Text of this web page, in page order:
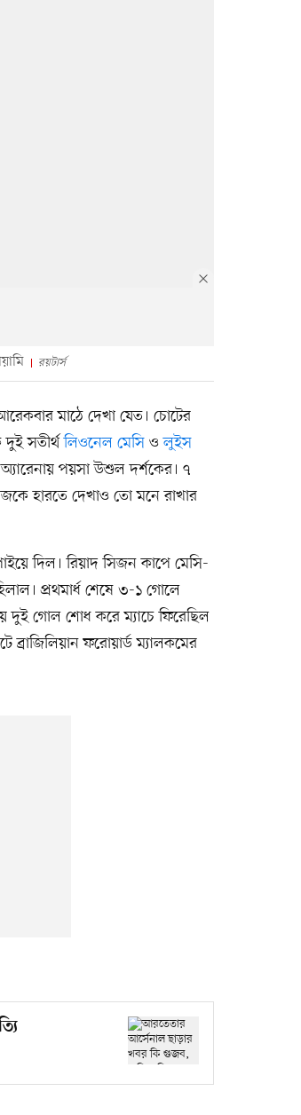
রয়টার্স
মাঠে দেখা যেত। চোটের
দুই সতীর্থলিওনেল মেসি ওলুইস
পয়সা উশুল দর্শকের। ৭
হারতে দেখাও তো মনে রাখার
দিল। রিয়াদ সিজন কাপে মেসি-
প্রথমার্ধ শেষে ৩-১ গোলে
দুই গোল শোধ করে ম্যাচে ফিরেছিল
ফরোয়ার্ড ম্যালকমের